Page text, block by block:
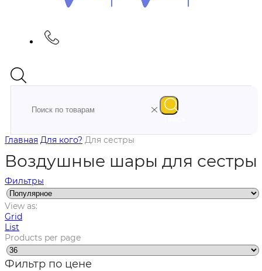
Главная Для кого? Для сестры
Воздушные шары для сестры
Фильтры
View as:
Grid
List
Products per page
Фильтр по цене